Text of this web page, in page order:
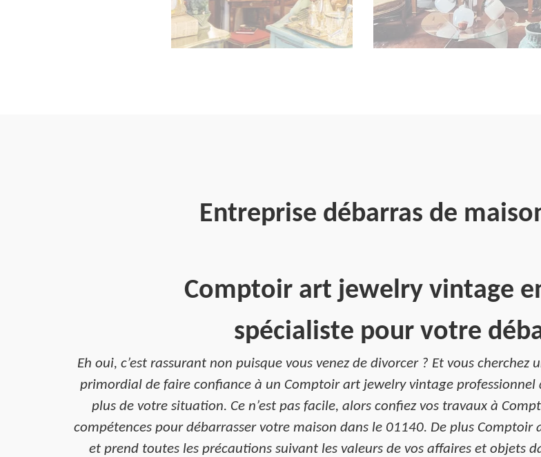
Entreprise débarras de
Comptoir art jewelry vintage
spécialiste pour votre
Eh oui, c’est rassurant non puisque vous venez de divorcer ? Et vous
primordial de faire confiance à un Comptoir art jewelry vintage
plus de votre situation. Ce n’est pas facile, alors confiez vos travaux à
compétences pour débarrasser votre maison dans le 01140. De plus
et prend toutes les précautions suivant les valeurs de vos affaires et objets